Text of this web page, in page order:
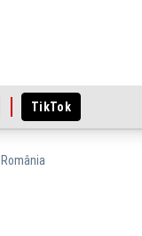
TikTok